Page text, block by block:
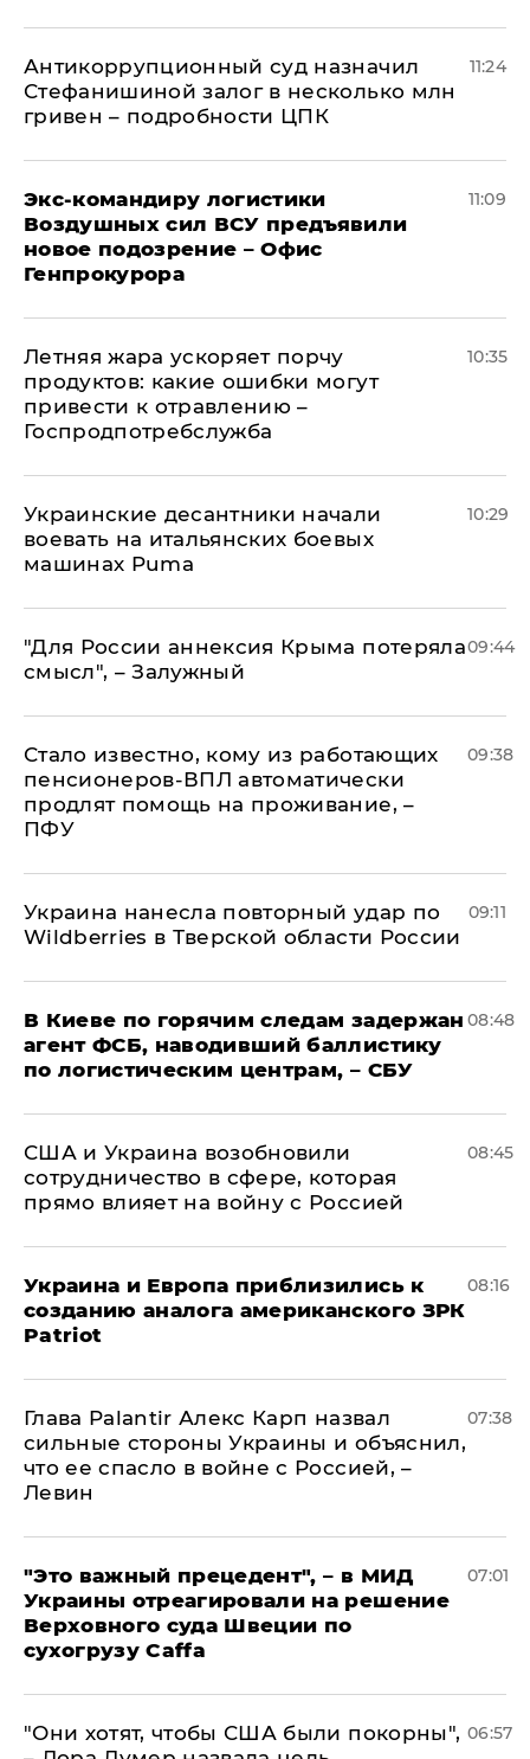
Антикоррупционный суд назначил
Стефанишиной залог в несколько млн
гривен – подробности ЦПК
11:24
Экс-командиру логистики
Воздушных сил ВСУ предъявили
новое подозрение – Офис
Генпрокурора
11:09
Летняя жара ускоряет порчу
продуктов: какие ошибки могут
привести к отравлению –
Госпродпотребслужба
10:35
Украинские десантники начали
воевать на итальянских боевых
машинах Puma
10:29
"Для России аннексия Крыма потеряла
смысл", – Залужный
09:44
Стало известно, кому из работающих
пенсионеров-ВПЛ автоматически
продлят помощь на проживание, –
ПФУ
09:38
Украина нанесла повторный удар по
Wildberries в Тверской области России
09:11
В Киеве по горячим следам задержан
агент ФСБ, наводивший баллистику
по логистическим центрам, – СБУ
08:48
США и Украина возобновили
сотрудничество в сфере, которая
прямо влияет на войну с Россией
08:45
Украина и Европа приблизились к
созданию аналога американского ЗРК
Patriot
08:16
Глава Palantir Алекс Карп назвал
сильные стороны Украины и объяснил,
что ее спасло в войне с Россией, –
Левин
07:38
"Это важный прецедент", – в МИД
Украины отреагировали на решение
Верховного суда Швеции по
сухогрузу Caffa
07:01
"Они хотят, чтобы США были покорны", 06:57